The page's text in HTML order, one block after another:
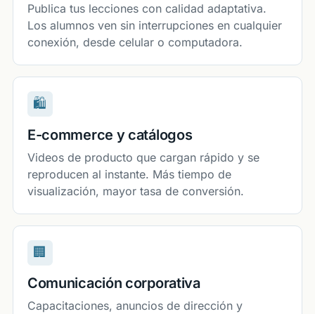
Publica tus lecciones con calidad adaptativa.
Los alumnos ven sin interrupciones en cualquier
conexión, desde celular o computadora.
🛍
E-commerce y catálogos
Videos de producto que cargan rápido y se
reproducen al instante. Más tiempo de
visualización, mayor tasa de conversión.
🏢
Comunicación corporativa
Capacitaciones, anuncios de dirección y